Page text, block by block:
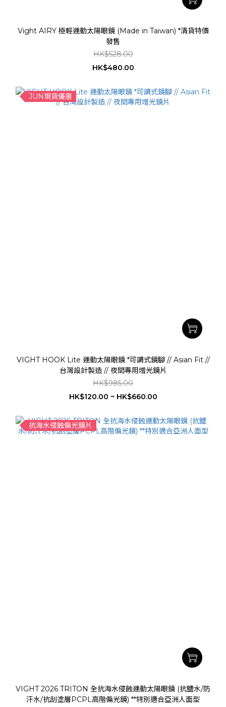
Vight AIRY 極輕運動太陽眼鏡 (Made in Taiwan) *清貨特價
發售
HK$528.00
HK$480.00
JUN現貨優惠
VIGHT HOOK Lite 運動太陽眼鏡 *可調式鏡腳 // Asian Fit //
台灣設計製造 // 夜間專用增光鏡片
HK$985.00
HK$120.00 ~ HK$660.00
抗海水侵蝕偏光鏡片
VIGHT 2026 TRITON 全抗海水侵蝕運動太陽眼鏡 (抗鹽水/防
汗水/抗刮塗層PCPL高階偏光鏡) **特別適合亞洲人面型